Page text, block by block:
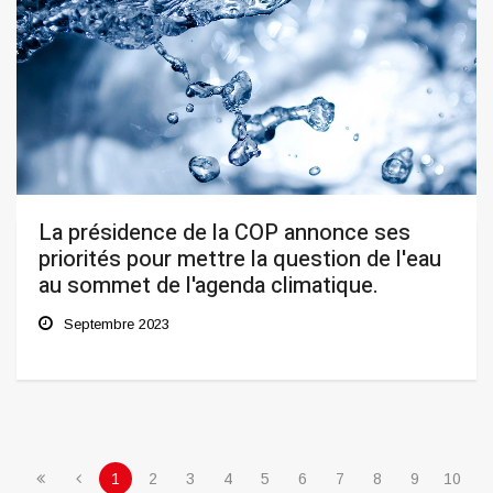
La présidence de la COP annonce ses
priorités pour mettre la question de l'eau
au sommet de l'agenda climatique.
Septembre 2023
1 2 3 4 5 6 7 8 9 10